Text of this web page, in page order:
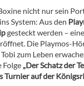
nicht nur sein
System: Aus den
gesteckt werden –
Die Playmos-
zum Leben
Folge „Der Schatz der
Turnier auf der